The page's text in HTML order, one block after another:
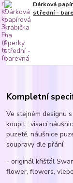
Dárková
střední -
Kompletní
Ve stejném designu
koupit : visací
puzetě, náušnice
soupravy dle přání.
- originál křišťál
flower, flowers,